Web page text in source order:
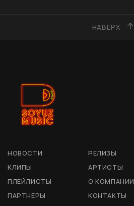
НАВЕРХ
НОВОСТИ
РЕЛИЗЫ
КЛИПЫ
АРТИСТЫ
ПЛЕЙЛИСТЫ
О КОМПАНИИ
ПАРТНЕРЫ
КОНТАКТЫ